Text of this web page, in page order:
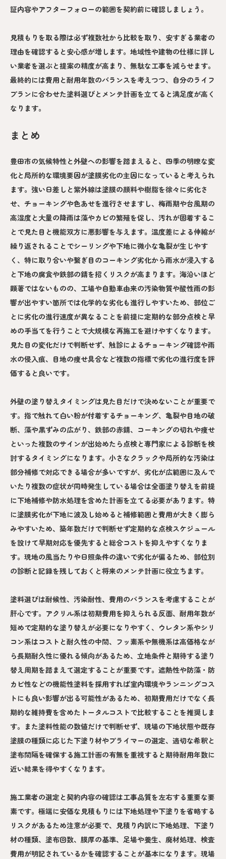
証内容やアフターフォローの範囲を契約前に確認しましょう。
見積もりを取る際は必ず複数社から比較を取り、安すぎる業者の
理由を確認すると安心感が増します。地域性や建物の仕様に詳し
い業者を選ぶと提案の精度が高まり、無駄な工事を減らせます。
最終的には費用と耐用年数のバランスを考えつつ、自分のライフ
プランに合わせた塗料選びとメンテ計画を立てると満足度が高く
なります。
まとめ
豊田市の気候特性と外壁への影響を踏まえると、四季の明瞭な変
化と局所的な環境要因が塗膜劣化の主因になっていると考えられ
ます。強い日差しと紫外線は塗膜の顔料や樹脂を徐々に劣化さ
せ、チョーキングや色あせを進行させますし、梅雨期や台風期の
高湿度と大量の降雨は藻やカビの繁殖を促し、汚れが固着するこ
とで見た目と機能双方に悪影響を与えます。温度差による伸縮が
繰り返されることでシーリングや下地に微小な亀裂が生じやす
く、特に取り合いや繋ぎ目のコーキング劣化から雨水が浸入する
と下地の腐食や鉄部の錆を招くリスクが高まります。海沿いほど
顕著ではないものの、工場や自動車由来の汚染物質や酸性雨の影
響が出やすい箇所では化学的な劣化も進行しやすいため、部位ご
とに劣化の進行速度が異なることを前提に定期的な部分点検と早
めの手当てを行うことで大規模な再施工を避けやすくなります。
見た目の変化だけで判断せず、触診によるチョーキング確認や雨
水の侵入痕、目地の痩せ具合など複数の指標で劣化の進行度を評
価すると良いです。
外壁の塗り替えタイミングは見た目だけで決めないことが重要で
す。指で触れて白い粉が付着するチョーキング、亀裂や目地の破
断、藻や黒ずみの広がり、鉄部の赤錆、コーキングの切れや痩せ
といった複数のサインが出始めたら点検と専門家による診断を検
討するタイミングになります。小さなクラックや局所的な汚染は
部分補修で対応できる場合が多いですが、劣化が広範囲に及んで
いたり複数の症状が同時発生している場合は全面塗り替えを前提
に下地補修や防水処理を含めた計画を立てる必要があります。特
に塗膜劣化が下地に波及し始めると補修範囲と費用が大きく膨ら
みやすいため、築年数だけで判断せず定期的な点検スケジュール
を設けて早期対応を優先すると総合コストを抑えやすくなりま
す。現地の風当たりや日照条件の違いで劣化が偏るため、部位別
の診断と記録を残しておくと将来のメンテ計画に役立ちます。
塗料選びは耐候性、汚染耐性、費用のバランスを考慮することが
肝心です。アクリル系は初期費用を抑えられる反面、耐用年数が
短めで定期的な塗り替えが必要になりやすく、ウレタン系やシリ
コン系はコストと耐久性の中間、フッ素系や無機系は高価格なが
ら長期耐久性に優れる傾向があるため、立地条件と期待する塗り
替え周期を踏まえて選定することが重要です。遮熱性や防藻・防
カビ性などの機能性塗料を採用すれば室内環境やランニングコス
トにも良い影響が出る可能性があるため、初期費用だけでなく長
期的な維持費を含めたトータルコストで比較することを推奨しま
す。また塗料性能の数値だけで判断せず、現場の下地状態や既存
塗膜の種類に応じた下塗り材やプライマーの選定、適切な希釈と
塗布間隔を確保する施工計画の有無を重視すると期待耐用年数に
近い結果を得やすくなります。
施工業者の選定と契約内容の確認は工事品質を左右する重要な要
素です。極端に安価な見積もりには下地処理や下塗りを省略する
リスクがあるため注意が必要で、見積り内訳に下地処理、下塗り
材の種類、塗布回数、膜厚の基準、足場や養生、廃材処理、検査
費用が明記されているかを確認することが基本になります。現場